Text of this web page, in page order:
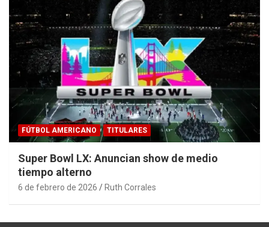
FÚTBOL AMERICANO TITULARES
Super Bowl LX: Anuncian show de medio
tiempo alterno
6 de febrero de 2026 Ruth Corrales